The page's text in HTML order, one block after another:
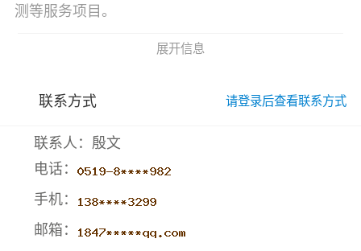
测等服务项目。
展开信息
联系方式 请登录后查看联系方式
联系人：殷文
电话：
手机：
邮箱：